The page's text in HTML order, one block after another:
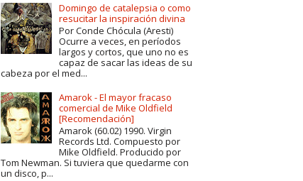
Domingo de catalepsia o como
resucitar la inspiración divina
Por Conde Chócula (Aresti)
Ocurre a veces, en períodos
largos y cortos, que uno no es
capaz de sacar las ideas de su
cabeza por el med...
Amarok - El mayor fracaso
comercial de Mike Oldfield
[Recomendación]
Amarok (60.02) 1990. Virgin
Records Ltd. Compuesto por
Mike Oldfield. Producido por
Tom Newman. Si tuviera que quedarme con
un disco, p...